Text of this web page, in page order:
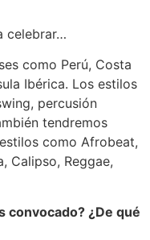
celebrar…
como Perú, Costa
Ibérica. Los estilos
percusión
tendremos
como Afrobeat,
Calipso, Reggae,
convocado? ¿De qué